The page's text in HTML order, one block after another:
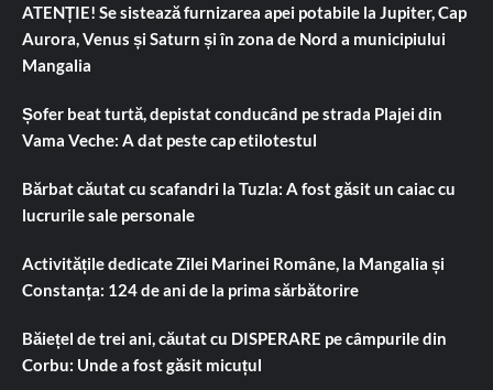
ATENȚIE! Se sistează furnizarea apei potabile la Jupiter, Cap
Aurora, Venus și Saturn și în zona de Nord a municipiului
Mangalia
Șofer beat turtă, depistat conducând pe strada Plajei din
Vama Veche: A dat peste cap etilotestul
Bărbat căutat cu scafandri la Tuzla: A fost găsit un caiac cu
lucrurile sale personale
Activitățile dedicate Zilei Marinei Române, la Mangalia și
Constanța: 124 de ani de la prima sărbătorire
Băiețel de trei ani, căutat cu DISPERARE pe câmpurile din
Corbu: Unde a fost găsit micuțul